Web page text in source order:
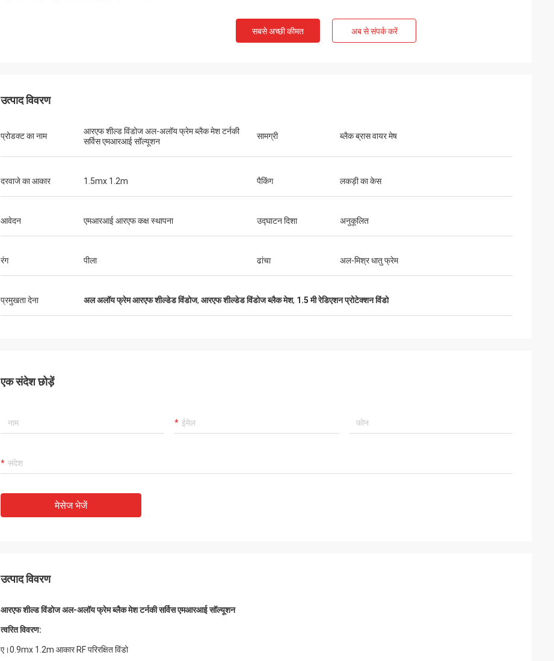
सबसे अच्छी कीमत अब से संपर्क करें
उत्पाद विवरण
प्रोडक्ट का नाम
आरएफ शील्ड विंडोज अल-अलॉय फ्रेम ब्लैक मेश टर्नकी
सर्विस एमआरआई सॉल्यूशन
सामग्री ब्लैक ब्रास वायर मेष
दरवाजे का आकार 1.5mx 1.2m पैकिंग लकड़ी का केस
आवेदन एमआरआई आरएफ कक्ष स्थापना उद्घाटन दिशा अनुकूलित
रंग पीला ढांचा अल-मिश्र धातु फ्रेम
प्रमुखता देना अल अलॉय फ्रेम आरएफ शील्डेड विंडोज, आरएफ शील्डेड विंडोज ब्लैक मेश, 1.5 मी रेडिएशन प्रोटेक्शन विंडो
एक संदेश छोड़ें
मेसेज भेजें
उत्पाद विवरण
आरएफ शील्ड विंडोज अल-अलॉय फ्रेम ब्लैक मेश टर्नकी सर्विस एमआरआई सॉल्यूशन
त्वरित विवरण:
ए।0.9mx 1.2m आकार RF परिरक्षित विंडो